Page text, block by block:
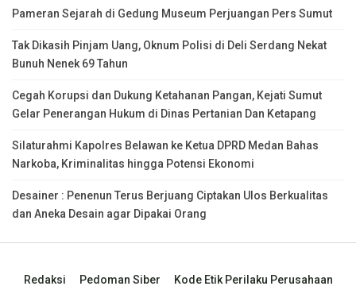
Pameran Sejarah di Gedung Museum Perjuangan Pers Sumut
Tak Dikasih Pinjam Uang, Oknum Polisi di Deli Serdang Nekat
Bunuh Nenek 69 Tahun
Cegah Korupsi dan Dukung Ketahanan Pangan, Kejati Sumut
Gelar Penerangan Hukum di Dinas Pertanian Dan Ketapang
Silaturahmi Kapolres Belawan ke Ketua DPRD Medan Bahas
Narkoba, Kriminalitas hingga Potensi Ekonomi
Desainer : Penenun Terus Berjuang Ciptakan Ulos Berkualitas
dan Aneka Desain agar Dipakai Orang
Redaksi Pedoman Siber Kode Etik Perilaku Perusahaan